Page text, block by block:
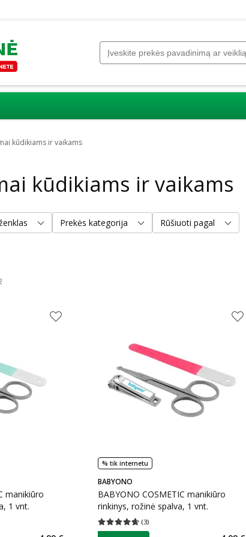
kūdikiams ir vaikams
kūdikiams ir vaikams
Prekės kategorija Rūšiuoti pagal
manikiūro
1 vnt.
% tik internetu
BABYONO
BABYONO COSMETIC manikiūro
rinkinys, rožinė spalva, 1 vnt.
(3)
Vidutinis įvertinimas 4.67